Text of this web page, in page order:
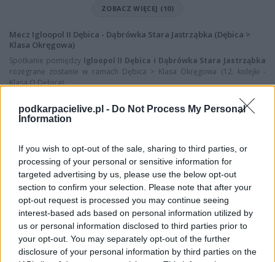
podkarpacielive.pl - Do Not Process My Personal
Information
If you wish to opt-out of the sale, sharing to third parties, or
processing of your personal or sensitive information for
targeted advertising by us, please use the below opt-out
section to confirm your selection. Please note that after your
opt-out request is processed you may continue seeing
interest-based ads based on personal information utilized by
us or personal information disclosed to third parties prior to
your opt-out. You may separately opt-out of the further
disclosure of your personal information by third parties on the
ZOBACZ WIĘCEJ (10)
Mecz Igloopol II Dębica - Dąbrówka Stara Jastrząbka (Dębica >
Klasa Okręgowa)
Spotkanie pomiędzy Igloopol II Dębica i Dąbrówka Stara Jastrząbka
rozegrane zostanie w ramach Dębica > Klasa Okręgowa (12. kolejki -
Klasa O Dębica).
wynik meczu, strzelców
bramek, kartki, składy, statystyki i informacje o przebiegu
spotkania. To kompletne źródło danych dla kibiców i pasjonatów
pracujemy nad tym żeby je uzupełnić.
Wynik meczu Igloopol II Dębica vs Dąbrówka Stara Jastrząbka
Po zakończeniu spotkania automatycznie publikujemy oficjalny wynik
spotkania , a także dane meczowe, jeśli są dostępne.
Pełny harmonogram rozgrywek dostępny jest tutaj:
Dębica > Klasa
Okręgowa - terminarz.
Informacje o składach i strzelcach
W miarę dostępności danych, publikujemyskłady wyjściowe,